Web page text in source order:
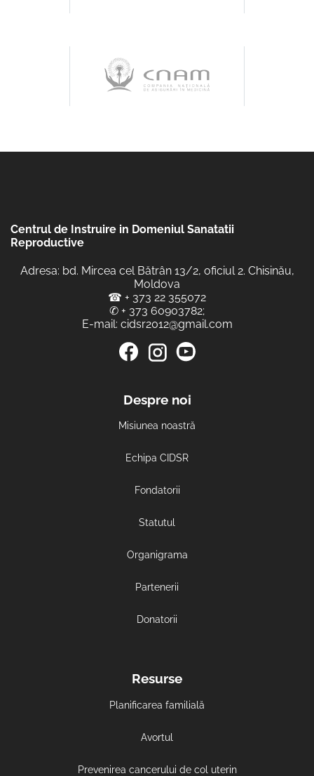
Centrul de Instruire in Domeniul Sanatatii
Reproductive
Adresa: bd. Mircea cel Bătrân 13/2, oficiul 2. Chisinău,
Moldova
☎ + 373 22 355072
✆ + 373 60903782;
E-mail: cidsr2012@gmail.com
Despre noi
Misiunea noastră
Echipa CIDSR
Fondatorii
Statutul
Organigrama
Partenerii
Donatorii
Resurse
Planificarea familială
Avortul
Prevenirea cancerului de col uterin